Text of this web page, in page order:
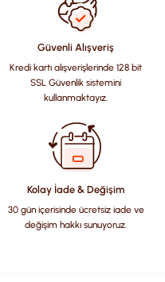
bulunuyor.
olmalı.
Güvenli Alışveriş
Kredi kartı alışverişlerinde 128 bit
SSL Güvenlik sistemini
kullanmaktayız.
Kolay İade & Değişim
30 gün içerisinde ücretsiz iade ve
değişim hakkı sunuyoruz.